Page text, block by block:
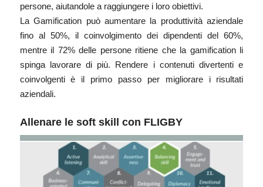
persone, aiutandole a raggiungere i loro obiettivi.
La Gamification può aumentare la produttività aziendale
fino al 50%, il coinvolgimento dei dipendenti del 60%,
mentre il 72% delle persone ritiene che la gamification li
spinga lavorare di più. Rendere i contenuti divertenti e
coinvolgenti è il primo passo per migliorare i risultati
aziendali.
Allenare le soft skill con FLIGBY